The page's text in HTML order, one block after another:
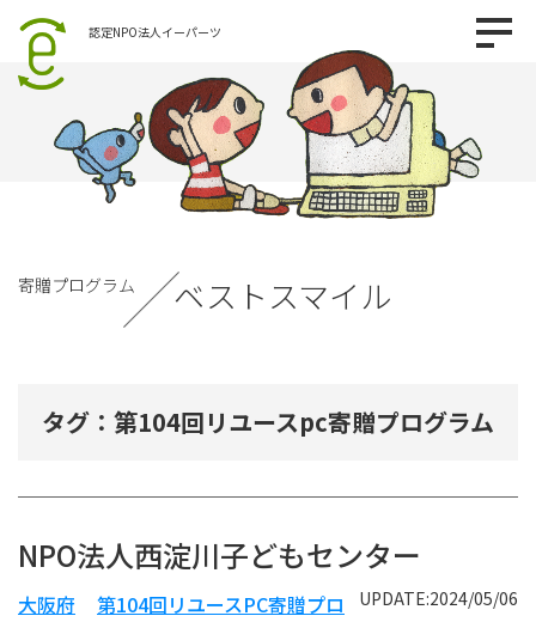
認定NPO法人イーパーツ
寄贈プログラム ベストスマイル
タグ：第104回リユースpc寄贈プログラム
NPO法人西淀川子どもセンター
UPDATE:2024/05/06
大阪府
第104回リユースPC寄贈プロ